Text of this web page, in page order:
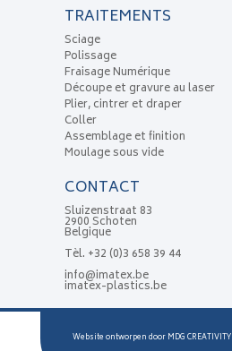
TRAITEMENTS
Sciage
Polissage
Fraisage Numérique
Découpe et gravure au laser
Plier, cintrer et draper
Coller
Assemblage et finition
Moulage sous vide
CONTACT
Sluizenstraat 83
2900 Schoten
Belgique
Tèl. +32 (0)3 658 39 44
info@imatex.be
imatex-plastics.be
Website ontworpen door MDG CREATIVITY